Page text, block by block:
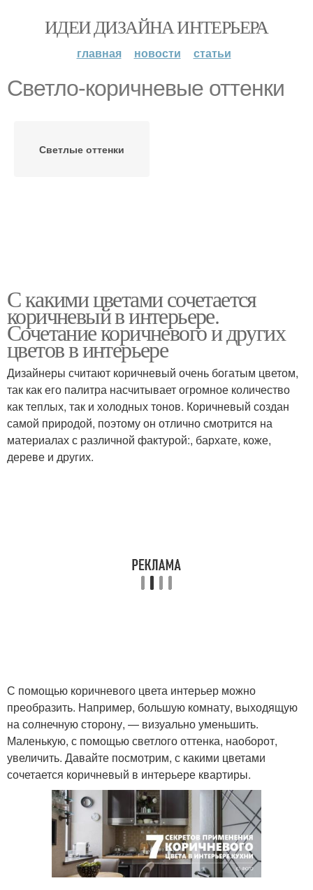
ИДЕИ ДИЗАЙНА ИНТЕРЬЕРА
главная новости статьи
Светло-коричневые оттенки
Светлые оттенки
С какими цветами сочетается
коричневый в интерьере.
Сочетание коричневого и других
цветов в интерьере
Дизайнеры считают коричневый очень богатым цветом,
так как его палитра насчитывает огромное количество
как теплых, так и холодных тонов. Коричневый создан
самой природой, поэтому он отлично смотрится на
материалах с различной фактурой:, бархате, коже,
дереве и других.
С помощью коричневого цвета интерьер можно
преобразить. Например, большую комнату, выходящую
на солнечную сторону, — визуально уменьшить.
Маленькую, с помощью светлого оттенка, наоборот,
увеличить. Давайте посмотрим, с какими цветами
сочетается коричневый в интерьере квартиры.